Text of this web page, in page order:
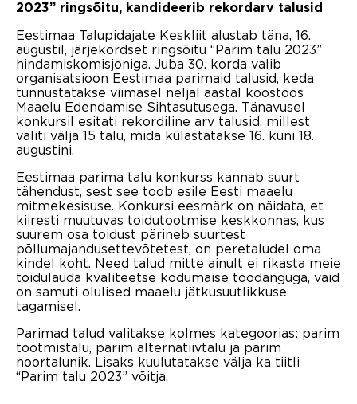
2023” ringsõitu, kandideerib rekordarv talusid
Eestimaa Talupidajate Keskliit alustab täna, 16.
augustil, järjekordset ringsõitu “Parim talu 2023”
hindamiskomisjoniga. Juba 30. korda valib
organisatsioon Eestimaa parimaid talusid, keda
tunnustatakse viimasel neljal aastal koostöös
Maaelu Edendamise Sihtasutusega. Tänavusel
konkursil esitati rekordiline arv talusid, millest
valiti välja 15 talu, mida külastatakse 16. kuni 18.
augustini.
Eestimaa parima talu konkurss kannab suurt
tähendust, sest see toob esile Eesti maaelu
mitmekesisuse. Konkursi eesmärk on näidata, et
kiiresti muutuvas toidutootmise keskkonnas, kus
suurem osa toidust pärineb suurtest
põllumajandusettevõtetest, on peretaludel oma
kindel koht. Need talud mitte ainult ei rikasta meie
toidulauda kvaliteetse kodumaise toodanguga, vaid
on samuti olulised maaelu jätkusuutlikkuse
tagamisel.
Parimad talud valitakse kolmes kategoorias: parim
tootmistalu, parim alternatiivtalu ja parim
noortalunik. Lisaks kuulutatakse välja ka tiitli
“Parim talu 2023” võitja.